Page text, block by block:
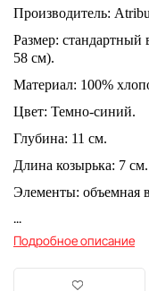
Производитель:
Размер: стандартный
58 см).
Материал: 100%
Цвет: Темно-синий.
Глубина: 11 см.
Длина козырька: 7 см.
Элементы: объемная
...
Подробное описание